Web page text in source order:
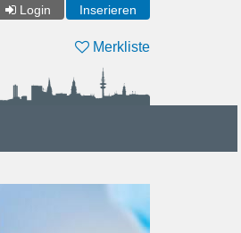
Login Inserieren
Merkliste